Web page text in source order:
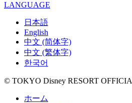
LANGUAGE
日本語
English
中文 (简体字)
中文 (繁体字)
한국어
© TOKYO Disney RESORT
ホーム